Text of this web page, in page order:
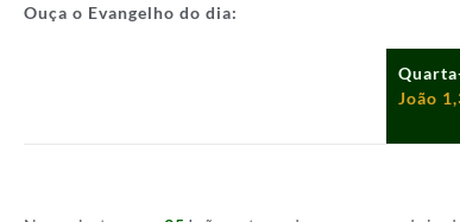
Ouça o Evangelho do dia:
João